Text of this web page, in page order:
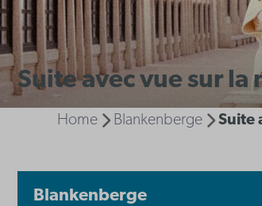
Suite avec vue sur
Home Blankenberge Suite
Blankenberge